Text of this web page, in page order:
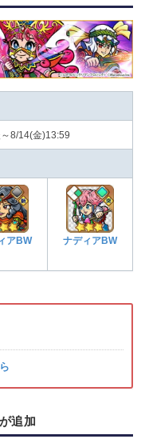
8/14(金)13:59
アBW ナディアBW
追加